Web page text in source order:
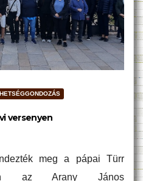
versenyen
meg a pápai Türr
az Arany János